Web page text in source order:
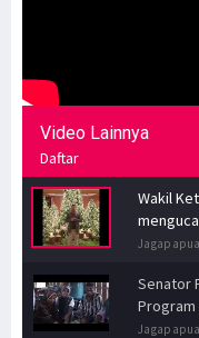
Video Lainnya
Daftar
Wakil
Senator
Program